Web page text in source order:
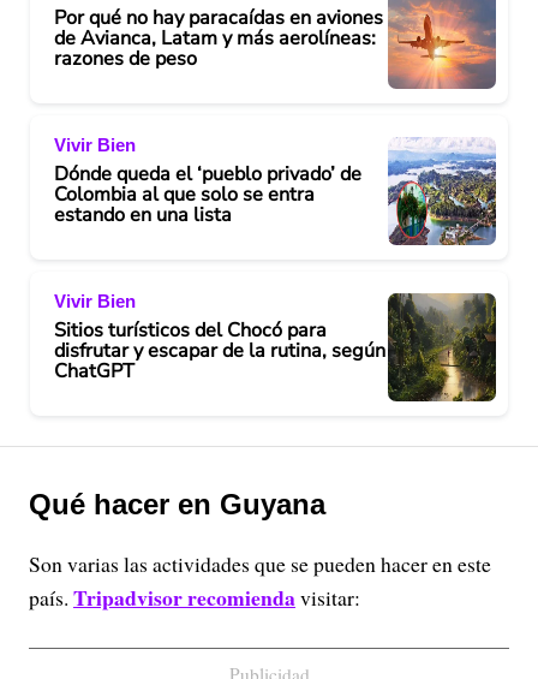
Por qué no hay paracaídas en aviones
de Avianca, Latam y más aerolíneas:
razones de peso
Vivir Bien
Dónde queda el ‘pueblo privado’ de
Colombia al que solo se entra
estando en una lista
Vivir Bien
Sitios turísticos del Chocó para
disfrutar y escapar de la rutina, según
ChatGPT
Qué hacer en Guyana
Son varias las actividades que se pueden hacer en este
país. Tripadvisor recomiendavisitar: